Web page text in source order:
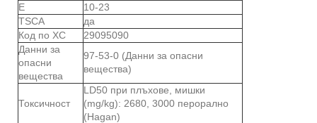
Е
10-23
TSCA
да
Код по ХС
29095090
Данни за
опасни
вещества
97-53-0 (Данни за опасни
вещества)
Токсичност
LD50 при плъхове, мишки
(mg/kg): 2680, 3000 перорално
(Hagan)